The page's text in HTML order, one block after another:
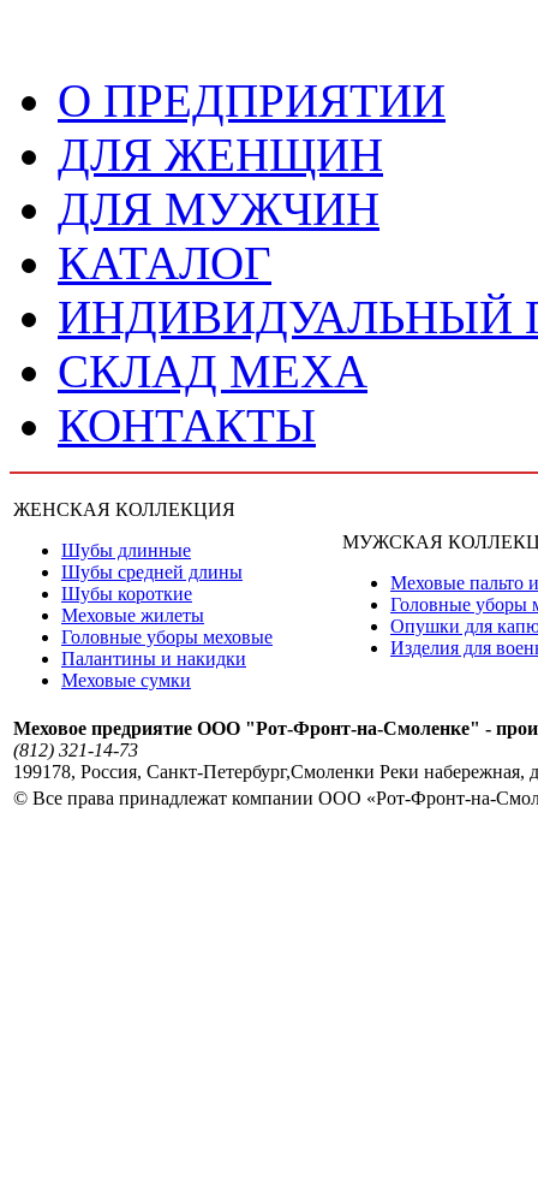
О ПРЕДПРИЯТИИ
ДЛЯ ЖЕНЩИН
ДЛЯ МУЖЧИН
КАТАЛОГ
ИНДИВИДУАЛЬНЫЙ
СКЛАД МЕХА
КОНТАКТЫ
ЖЕНСКАЯ КОЛЛЕКЦИЯ
Шубы длинные
Шубы средней длины
Шубы короткие
Меховые жилеты
Головные уборы меховые
Палантины и накидки
Меховые сумки
МУЖСКАЯ
Меховые пальто
Головные уборы
Опушки для
Изделия для
Меховое предриятие ООО "Рот-Фронт-на-Смоленке" -
(812) 321-14-73
199178, Россия, Санкт-Петербург,Смоленки Реки набережная,
© Все права принадлежат компании ООО «Рот-Фронт-на-